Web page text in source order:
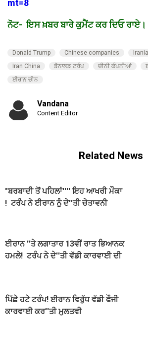
mt=8
ਨੋਟ- ਇਸ ਖ਼ਬਰ ਬਾਰੇ ਕੁਮੈਂਟ ਕਰ ਦਿਓ ਰਾਏ।
Donald Trump Chinese companies
Iran China
ਡੋਨਾਲਡ ਟਰੰਪ ਚੀਨੀ ਕੰਪਨੀਆਂ
ਈਰਾਨ ਚੀਨ
Vandana
Content Editor
Related News
"ਬਰਬਾਦੀ ਤੋਂ ਪਹਿਲਾਂ'''' ਇਹ ਆਖਰੀ ਮੌਕਾ
! ਟਰੰਪ ਨੇ ਈਰਾਨ ਨੂੰ ਦੇ''ਤੀ ਚੇਤਾਵਨੀ
ਈਰਾਨ ''ਤੇ ਲਗਾਤਾਰ 13ਵੀਂ ਰਾਤ ਭਿਆਨਕ
ਹਮਲੇ! ਟਰੰਪ ਨੇ ਦੇ''ਤੀ ਵੱਡੀ ਕਾਰਵਾਈ ਦੀ
ਪਿੱਛੇ ਹਟੇ ਟਰੰਪ! ਈਰਾਨ ਵਿਰੁੱਧ ਵੱਡੀ ਫੌਜੀ
ਕਾਰਵਾਈ ਕਰ''ਤੀ ਮੁਲਤਵੀ